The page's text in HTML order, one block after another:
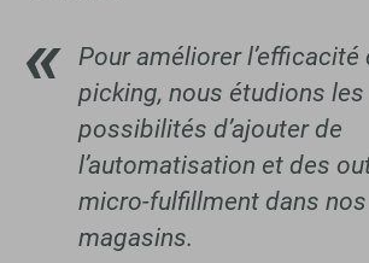
Pour améliorer l’efficacité
picking, nous étudions les
possibilités d’ajouter de
l’automatisation et des
micro-fulfillment dans nos
magasins.